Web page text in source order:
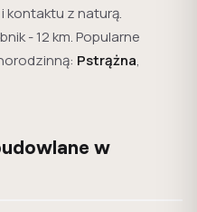
kontaktu z naturą.
- 12 km. Popularne
Pstrążna,
w